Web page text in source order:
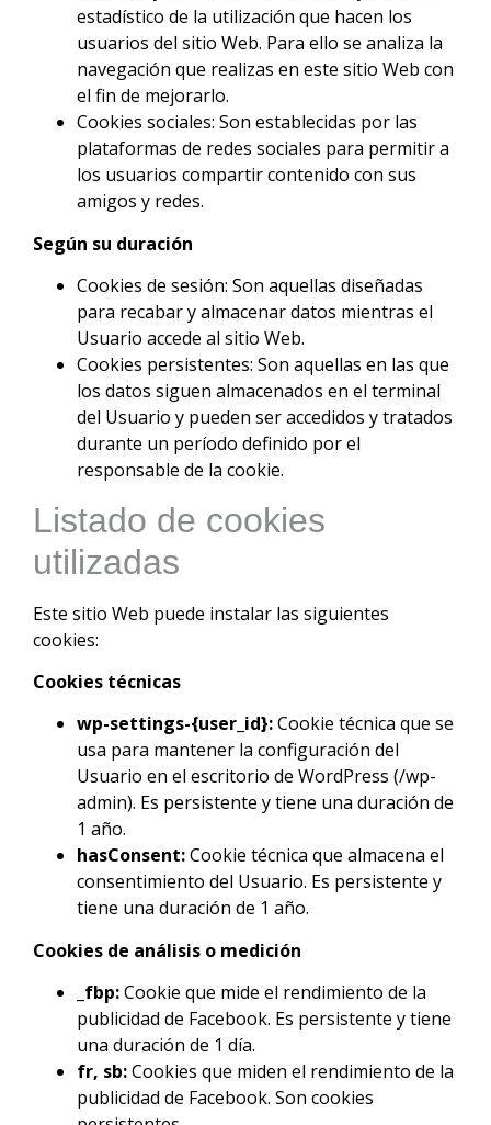
estadístico de la utilización que hacen los
usuarios del sitio Web. Para ello se analiza la
navegación que realizas en este sitio Web con
el fin de mejorarlo.
Cookies sociales: Son establecidas por las
plataformas de redes sociales para permitir a
los usuarios compartir contenido con sus
amigos y redes.
Según su duración
Cookies de sesión: Son aquellas diseñadas
para recabar y almacenar datos mientras el
Usuario accede al sitio Web.
Cookies persistentes: Son aquellas en las que
los datos siguen almacenados en el terminal
del Usuario y pueden ser accedidos y tratados
durante un período definido por el
responsable de la cookie.
Listado de cookies
utilizadas
Este sitio Web puede instalar las siguientes
cookies:
Cookies técnicas
wp-settings-{user_id}:Cookie técnica que se
usa para mantener la configuración del
Usuario en el escritorio de WordPress (/wp-
admin). Es persistente y tiene una duración de
1 año.
hasConsent:Cookie técnica que almacena el
consentimiento del Usuario. Es persistente y
tiene una duración de 1 año.
Cookies de análisis o medición
_fbp:Cookie que mide el rendimiento de la
publicidad de Facebook. Es persistente y tiene
una duración de 1 día.
fr, sb:Cookies que miden el rendimiento de la
publicidad de Facebook. Son cookies